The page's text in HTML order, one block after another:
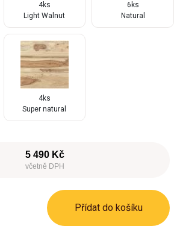
4ks
Light Walnut
6ks
Natural
4ks
Super natural
5 490 Kč
včetně DPH
Přídat do košíku